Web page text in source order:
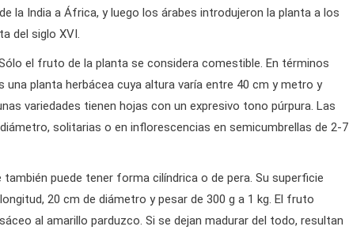
la India a África, y luego los árabes introdujeron la planta a los
del siglo XVI.
el fruto de la planta se considera comestible. En términos
planta herbácea cuya altura varía entre 40 cm y metro y
variedades tienen hojas con un expresivo tono púrpura. Las
solitarias o en inflorescencias en semicumbrellas de 2-7
puede tener forma cilíndrica o de pera. Su superficie
20 cm de diámetro y pesar de 300 g a 1 kg. El fruto
al amarillo parduzco. Si se dejan madurar del todo, resultan